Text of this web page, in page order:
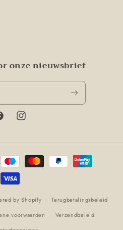
onze nieuwsbrief
Instagram
by Shopify
Terugbetalingsbeleid
voorwaarden
Verzendbeleid